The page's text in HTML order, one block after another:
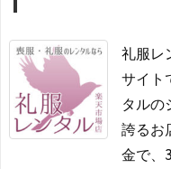
礼服レ
サイト
タルの
誇るお
金で、